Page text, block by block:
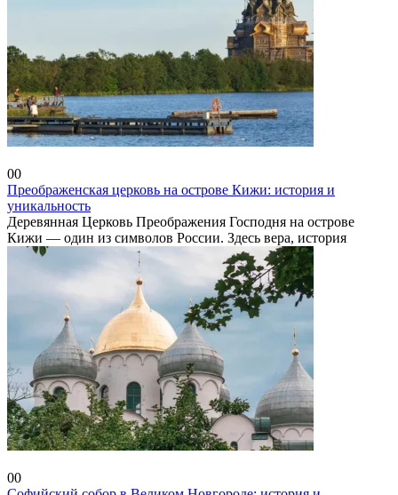
00
Преображенская церковь на острове Кижи: история и
уникальность
Деревянная Церковь Преображения Господня на острове
Кижи — один из символов России. Здесь вера, история
00